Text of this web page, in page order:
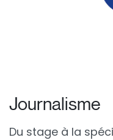
Journalisme
Du stage à la